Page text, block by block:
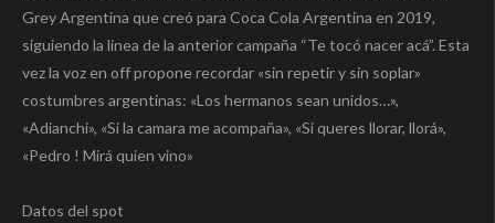
Grey Argentina que creó para Coca Cola Argentina en 2019,
siguiendo la linea de la anterior campaña “Te tocó nacer acá”. Esta
vez la voz en off propone recordar «sin repetir y sin soplar»
costumbres argentinas: «Los hermanos sean unidos…»,
«Adianchi», «Si la camara me acompaña», «Si queres llorar, llorá»,
«Pedro ! Mirá quien vino»
Datos del spot